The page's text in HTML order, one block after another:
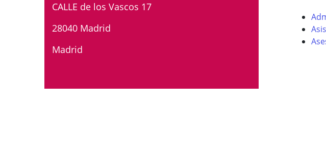
CALLE de los Vascos 17
28040 Madrid
Madrid